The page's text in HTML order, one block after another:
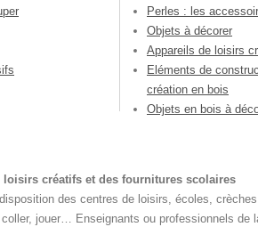
Perles : les
Objets à décorer
Appareils de loisirs
Eléments de
création en bois
Objets en bois à
loisirs créatifs et des fournitures scolaires
des centres de loisirs, écoles,
coller, jouer… Enseignants ou professionnels